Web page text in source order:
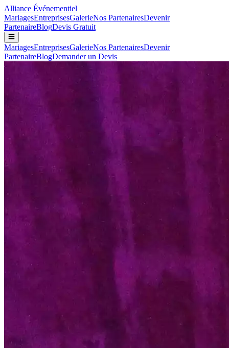
Alliance Événementiel
MariagesEntreprisesGalerieNos PartenairesDevenir
PartenaireBlogDevis Gratuit
MariagesEntreprisesGalerieNos PartenairesDevenir
PartenaireBlogDemander un Devis